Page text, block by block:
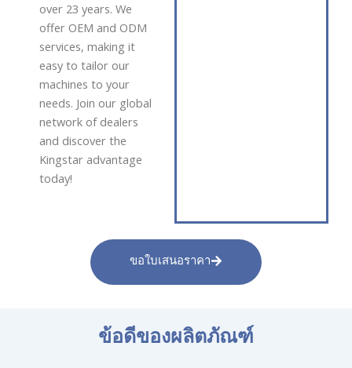
over 23 years. We
offer OEM and ODM
services, making it
easy to tailor our
machines to your
needs. Join our global
network of dealers
and discover the
Kingstar advantage
today!
ขอใบเสนอราคา
ข้อดีของผลิตภัณฑ์